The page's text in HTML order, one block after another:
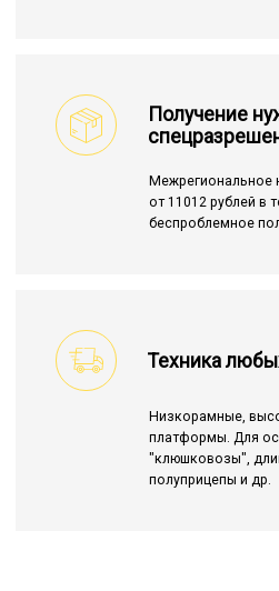
Получение
Межрегиональное
от 11012 рублей в
беспроблемное
Техника
Низкорамные,
платформы. Для
"клюшковозы",
полуприцепы и др.